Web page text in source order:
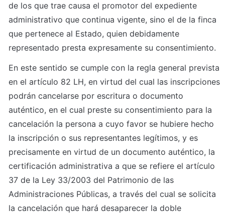
de los que trae causa el promotor del expediente
administrativo que continua vigente, sino el de la finca
que pertenece al Estado, quien debidamente
representado presta expresamente su consentimiento.
En este sentido se cumple con la regla general prevista
en el artículo 82 LH, en virtud del cual las inscripciones
podrán cancelarse por escritura o documento
auténtico, en el cual preste su consentimiento para la
cancelación la persona a cuyo favor se hubiere hecho
la inscripción o sus representantes legítimos, y es
precisamente en virtud de un documento auténtico, la
certificación administrativa a que se refiere el artículo
37 de la Ley 33/2003 del Patrimonio de las
Administraciones Públicas, a través del cual se solicita
la cancelación que hará desaparecer la doble